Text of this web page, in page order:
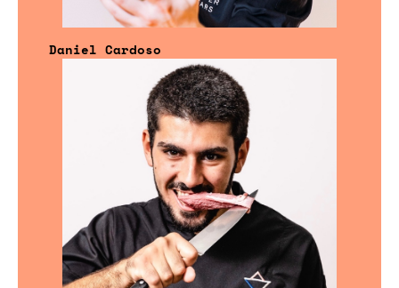
Daniel Cardoso